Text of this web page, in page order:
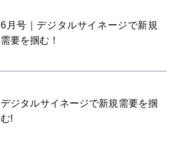
6月号｜デジタルサイネージで新規
需要を掴む！
デジタルサイネージで新規需要を掴
む!